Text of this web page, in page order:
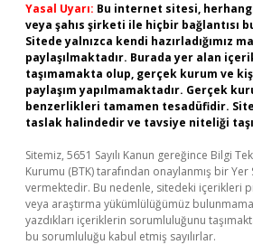
Yasal Uyarı: Bu internet sitesi,
veya şahıs şirketi ile hiçbir bağlantısı
Sitede yalnızca kendi hazırladığımız
paylaşılmaktadır. Burada yer alan
taşımamakta olup, gerçek kurum ve
paylaşım yapılmamaktadır. Gerçek
benzerlikleri tamamen tesadüfidir.
taslak halindedir ve tavsiye niteliği
Sitemiz, 5651 Sayılı Kanun gereğince Bilgi
Kurumu (BTK) tarafından onaylanmış bir Yer
vermektedir. Bu nedenle, sitedeki içerikleri
veya araştırma yükümlülüğümüz
yazdıkları içeriklerin sorumluluğunu
bu sorumluluğu kabul etmiş sayılırlar.